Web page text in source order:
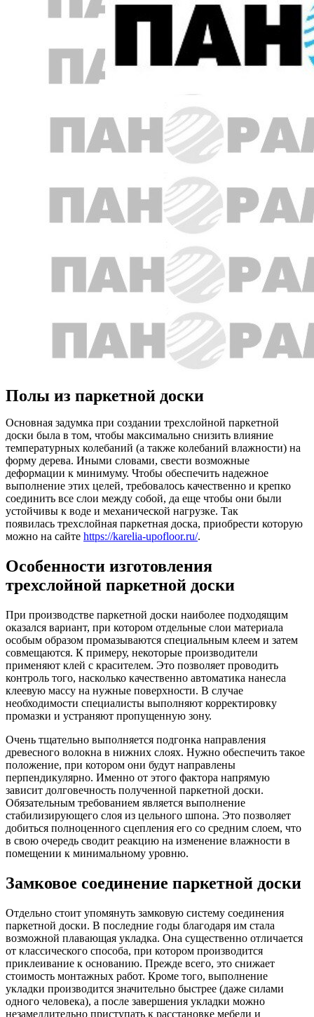
Полы из паркетной доски
Основная задумка при создании трехслойной паркетной
доски была в том, чтобы максимально снизить влияние
температурных колебаний (а также колебаний влажности) на
форму дерева. Иными словами, свести возможные
деформации к минимуму. Чтобы обеспечить надежное
выполнение этих целей, требовалось качественно и крепко
соединить все слои между собой, да еще чтобы они были
устойчивы к воде и механической нагрузке. Так
появилась трехслойная паркетная доска, приобрести которую
можно на сайте https://karelia-upofloor.ru/.
Особенности изготовления
трехслойной паркетной доски
При производстве паркетной доски наиболее подходящим
оказался вариант, при котором отдельные слои материала
особым образом промазываются специальным клеем и затем
совмещаются. К примеру, некоторые производители
применяют клей с красителем. Это позволяет проводить
контроль того, насколько качественно автоматика нанесла
клеевую массу на нужные поверхности. В случае
необходимости специалисты выполняют корректировку
промазки и устраняют пропущенную зону.
Очень тщательно выполняется подгонка направления
древесного волокна в нижних слоях. Нужно обеспечить такое
положение, при котором они будут направлены
перпендикулярно. Именно от этого фактора напрямую
зависит долговечность полученной паркетной доски.
Обязательным требованием является выполнение
стабилизирующего слоя из цельного шпона. Это позволяет
добиться полноценного сцепления его со средним слоем, что
в свою очередь сводит реакцию на изменение влажности в
помещении к минимальному уровню.
Замковое соединение паркетной доски
Отдельно стоит упомянуть замковую систему соединения
паркетной доски. В последние годы благодаря им стала
возможной плавающая укладка. Она существенно отличается
от классического способа, при котором производится
приклеивание к основанию. Прежде всего, это снижает
стоимость монтажных работ. Кроме того, выполнение
укладки производится значительно быстрее (даже силами
одного человека), а после завершения укладки можно
незамедлительно приступать к расстановке мебели и